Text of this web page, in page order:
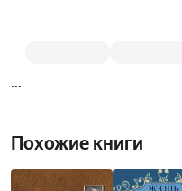
...
Похожие книги